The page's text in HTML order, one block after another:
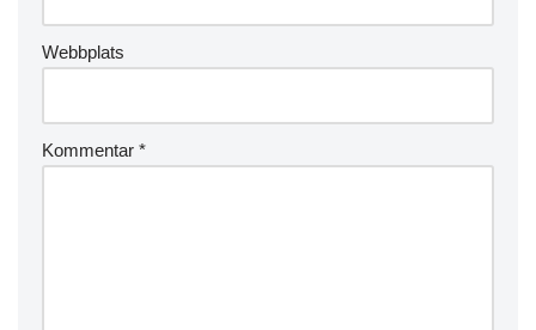
Webbplats
Kommentar *